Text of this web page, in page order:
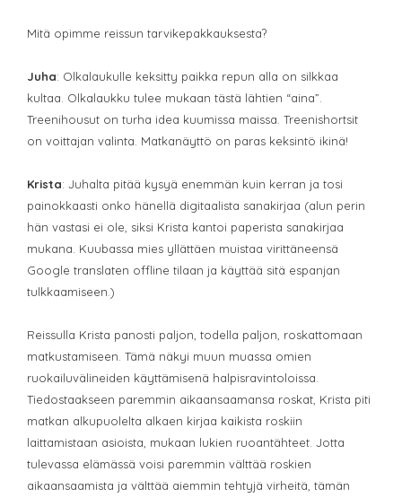
Mitä opimme reissun tarvikepakkauksesta?
Juha: Olkalaukulle keksitty paikka repun alla on silkkaa
kultaa. Olkalaukku tulee mukaan tästä lähtien “aina”.
Treenihousut on turha idea kuumissa maissa. Treenishortsit
on voittajan valinta. Matkanäyttö on paras keksintö ikinä!
Krista: Juhalta pitää kysyä enemmän kuin kerran ja tosi
painokkaasti onko hänellä digitaalista sanakirjaa (alun perin
hän vastasi ei ole, siksi Krista kantoi paperista sanakirjaa
mukana. Kuubassa mies yllättäen muistaa virittäneensä
Google translaten offline tilaan ja käyttää sitä espanjan
tulkkaamiseen.)
Reissulla Krista panosti paljon, todella paljon, roskattomaan
matkustamiseen. Tämä näkyi muun muassa omien
ruokailuvälineiden käyttämisenä halpisravintoloissa.
Tiedostaakseen paremmin aikaansaamansa roskat, Krista piti
matkan alkupuolelta alkaen kirjaa kaikista roskiin
laittamistaan asioista, mukaan lukien ruoantähteet. Jotta
tulevassa elämässä voisi paremmin välttää roskien
aikaansaamista ja välttää aiemmin tehtyjä virheitä, tämän